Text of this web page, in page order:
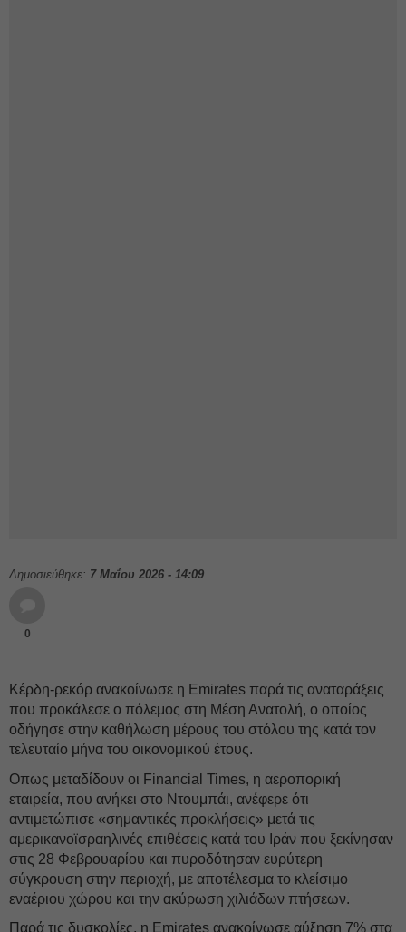
Δημοσιεύθηκε: 7 Μαΐου 2026 - 14:09
0
Κέρδη-ρεκόρ ανακοίνωσε η Emirates παρά τις αναταράξεις
που προκάλεσε ο πόλεμος στη Μέση Ανατολή, ο οποίος
οδήγησε στην καθήλωση μέρους του στόλου της κατά τον
τελευταίο μήνα του οικονομικού έτους.
Οπως μεταδίδουν οι Financial Times, η αεροπορική
εταιρεία, που ανήκει στο Ντουμπάι, ανέφερε ότι
αντιμετώπισε «σημαντικές προκλήσεις» μετά τις
αμερικανοϊσραηλινές επιθέσεις κατά του Ιράν που ξεκίνησαν
στις 28 Φεβρουαρίου και πυροδότησαν ευρύτερη
σύγκρουση στην περιοχή, με αποτέλεσμα το κλείσιμο
εναέριου χώρου και την ακύρωση χιλιάδων πτήσεων.
Παρά τις δυσκολίες, η Emirates ανακοίνωσε αύξηση 7% στα